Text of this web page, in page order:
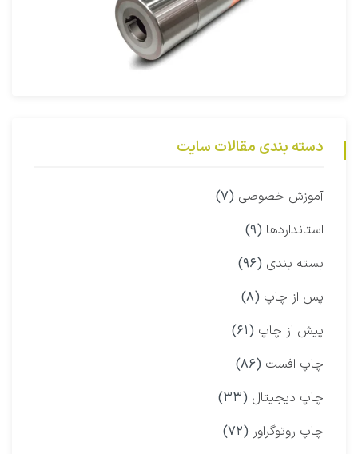
دسته بندی مقالات سایت
آموزش خصوصی (۷)
استانداردها (۹)
بسته بندی (۹۶)
پس از چاپ (۸)
پیش از چاپ (۶۱)
چاپ افست (۸۶)
چاپ دیجیتال (۳۳)
چاپ روتوگراور (۷۲)